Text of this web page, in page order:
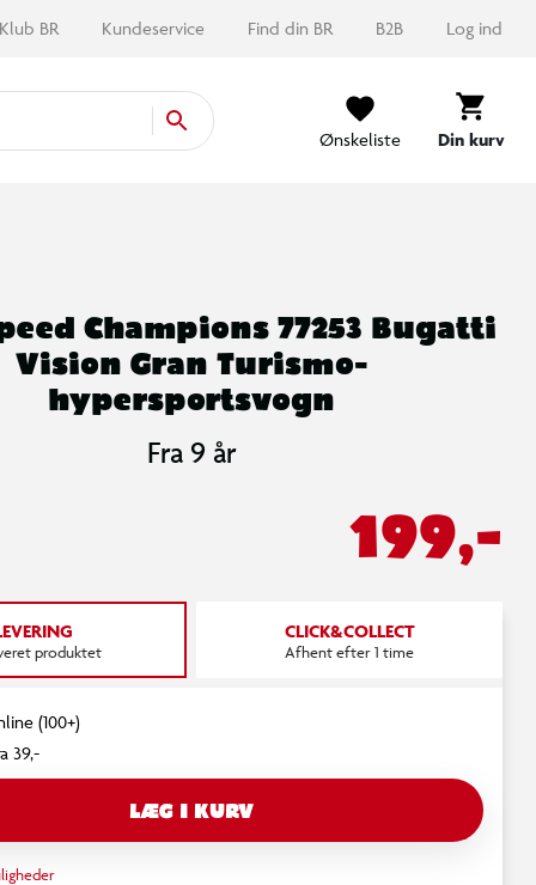
Klub BR Kundeservice Find din BR B2B Log ind
Ønskeliste Din kurv
Champions 77253 Bugatti
Vision Gran Turismo-
hypersportsvogn
Fra 9 år
199,-
produktet
CLICK&COLLECT
Afhent efter 1 time
(100+)
39,-
LÆG I KURV